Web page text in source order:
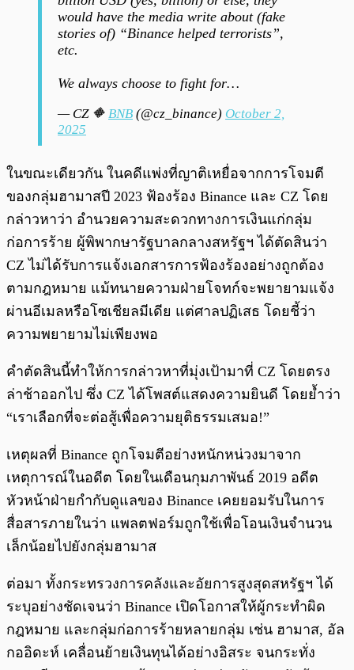
would have the media write about (fake
stories of) “Binance helped terrorists”,
etc.
We always choose to fight for…
— CZ 🔶 BNB (@cz_binance) October 2,
2025
ในขณะเดียวกัน ในคดีแพ่งที่ญาติเหยื่อจากการโจมตี
ของกลุ่มฮามาสปี 2023 ฟ้องร้อง Binance และ CZ โดย
กล่าวหาว่า อำนวยความสะดวกทางการเงินแก่กลุ่ม
ก่อการร้าย ผู้พิพากษารัฐบาลกลางสหรัฐฯ ได้ตัดสินว่า
CZ ไม่ได้รับการแจ้งเอกสารการฟ้องร้องอย่างถูกต้อง
ตามกฎหมาย แม้ทนายความฝ่ายโจทก์จะพยายามแจ้ง
ผ่านอีเมลหรือโซเชียลมีเดีย แต่ศาลปฏิเสธ โดยชี้ว่า
ความพยายามไม่เพียงพอ
คำตัดสินนี้ทำให้การกล่าวหาที่มุ่งเป้ามาที่ CZ โดยตรง
ล่าช้าออกไป ซึ่ง CZ ได้โพสต์แสดงความยินดี โดยย้ำว่า
“เราเลือกที่จะต่อสู้เพื่อความยุติธรรมเสมอ!”
เหตุผลที่ Binance ถูกโจมตีอย่างหนักหน่วงมาจาก
เหตุการณ์ในอดีต โดยในเดือนกุมภาพันธ์ 2019 อดีต
หัวหน้าฝ่ายกำกับดูแลของ Binance เคยยอมรับในการ
สื่อสารภายในว่า แพลตฟอร์มถูกใช้เพื่อโอนเงินจำนวน
เล็กน้อยไปยังกลุ่มฮามาส
ต่อมา ทั้งกระทรวงการคลังและอัยการสูงสุดสหรัฐฯ ได้
ระบุอย่างชัดเจนว่า Binance เปิดโอกาสให้ผู้กระทำผิด
กฎหมาย และกลุ่มก่อการร้ายหลายกลุ่ม เช่น ฮามาส, อัล
กออิดะห์ เคลื่อนย้ายเงินทุนได้อย่างอิสระ จนกระทั่ง